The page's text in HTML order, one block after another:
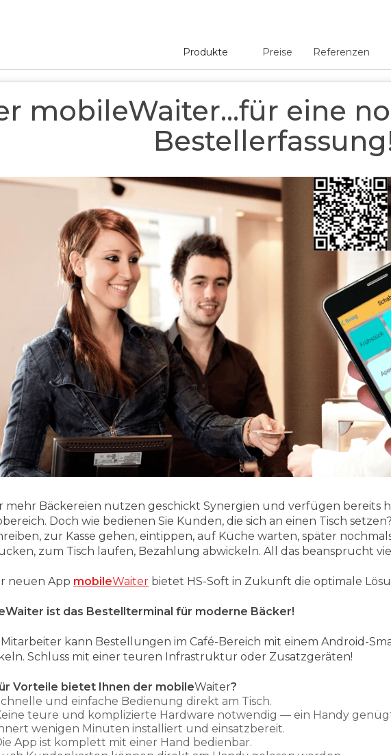
Produkte Preise Referenzen
Der mobileWaiter...für eine noch schnellere Bestellerfassung!
mobileWaiter...für eine
mehr Bäckereien nutzen geschickt Synergien und verfügen bereits
Doch wie bedienen Sie Kunden, die sich an einen Tisch
zur Kasse gehen, eintippen, auf Küche warten, später
zum Tisch laufen, Bezahlung abwickeln. All das beansprucht
neuen App mobileWaiter bietet HS-Soft in Zukunft die optimale
ist das Bestellterminal für moderne Bäcker!
kann Bestellungen im Café-Bereich mit einem Android-
Schluss mit einer teuren Infrastruktur oder Zusatzgeräten!
Vorteile bietet Ihnen der mobileWaiter?
und einfache Bedienung direkt am Tisch.
teure und komplizierte Hardware notwendig — ein Handy
wenigen Minuten installiert und einsatzbereit.
App ist komplett mit einer Hand bedienbar.